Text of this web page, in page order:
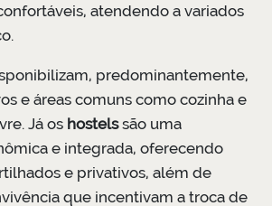
atendendo a variados
predominantemente,
e áreas comuns como cozinha e
Já os hostelssão uma
e integrada, oferecendo
e privativos, além de
que incentivam a troca de